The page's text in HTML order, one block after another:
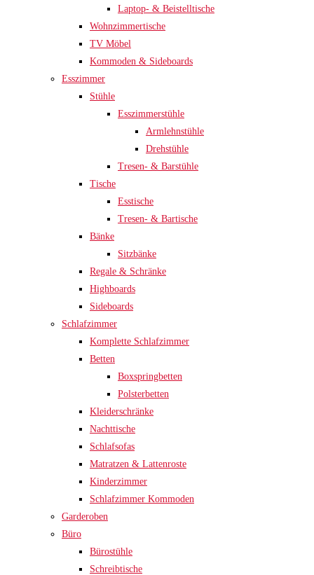
Laptop- & Beistelltische
Wohnzimmertische
TV Möbel
Kommoden & Sideboards
Esszimmer
Stühle
Esszimmerstühle
Armlehnstühle
Drehstühle
Tresen- & Barstühle
Tische
Esstische
Tresen- & Bartische
Bänke
Sitzbänke
Regale & Schränke
Highboards
Sideboards
Schlafzimmer
Komplette Schlafzimmer
Betten
Boxspringbetten
Polsterbetten
Kleiderschränke
Nachttische
Schlafsofas
Matratzen & Lattenroste
Kinderzimmer
Schlafzimmer Kommoden
Garderoben
Büro
Bürostühle
Schreibtische